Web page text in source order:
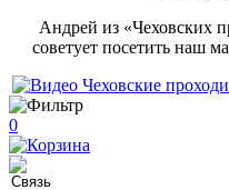
Андрей из «Чеховских
советует посетить наш
0